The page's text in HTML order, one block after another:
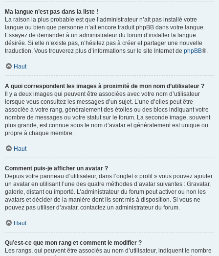
Ma langue n’est pas dans la liste !
La raison la plus probable est que l’administrateur n’ait pas installé votre
langue ou bien que personne n’ait encore traduit phpBB dans votre langue.
Essayez de demander à un administrateur du forum d’installer la langue
désirée. Si elle n’existe pas, n’hésitez pas à créer et partager une nouvelle
traduction. Vous trouverez plus d’informations sur le site Internet de phpBB®.
Haut
A quoi correspondent les images à proximité de mon nom d’utilisateur ?
Il y a deux images qui peuvent être associées avec votre nom d’utilisateur
lorsque vous consultez les messages d’un sujet. L’une d’elles peut être
associée à votre rang, généralement des étoiles ou des blocs indiquant votre
nombre de messages ou votre statut sur le forum. La seconde image, souvent
plus grande, est connue sous le nom d’avatar et généralement est unique ou
propre à chaque membre.
Haut
Comment puis-je afficher un avatar ?
Depuis votre panneau d’utilisateur, dans l’onglet « profil » vous pouvez ajouter
un avatar en utilisant l’une des quatre méthodes d’avatar suivantes : Gravatar,
galerie, distant ou importé. L’administrateur du forum peut activer ou non les
avatars et décider de la manière dont ils sont mis à disposition. Si vous ne
pouvez pas utiliser d’avatar, contactez un administrateur du forum.
Haut
Qu’est-ce que mon rang et comment le modifier ?
Les rangs, qui peuvent être associés au nom d’utilisateur, indiquent le nombre